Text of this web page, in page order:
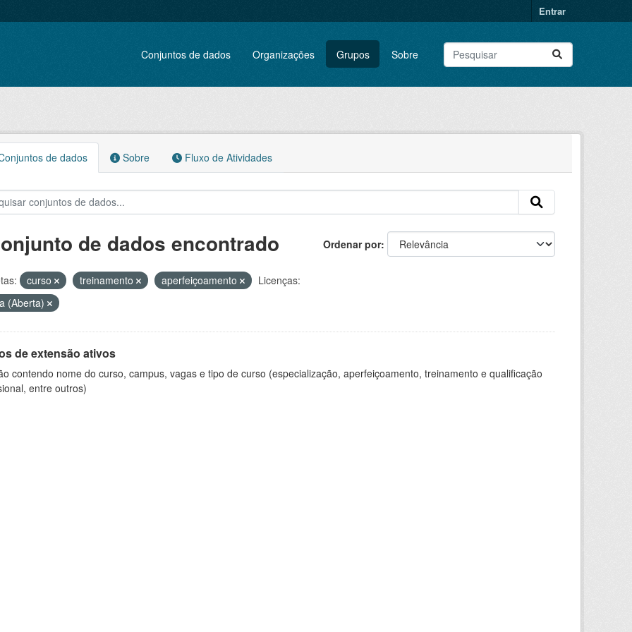
Entrar
Conjuntos de dados Organizações Grupos Sobre
de dados Sobre Fluxo de Atividades
Ordenar por
de dados encontrado
curso treinamento aperfeiçoamento
Licenças:
(Aberta)
de extensão ativos
contendo nome do curso, campus, vagas e tipo de curso (especialização, aperfeiçoamento, treinamento e qualificação
entre outros)